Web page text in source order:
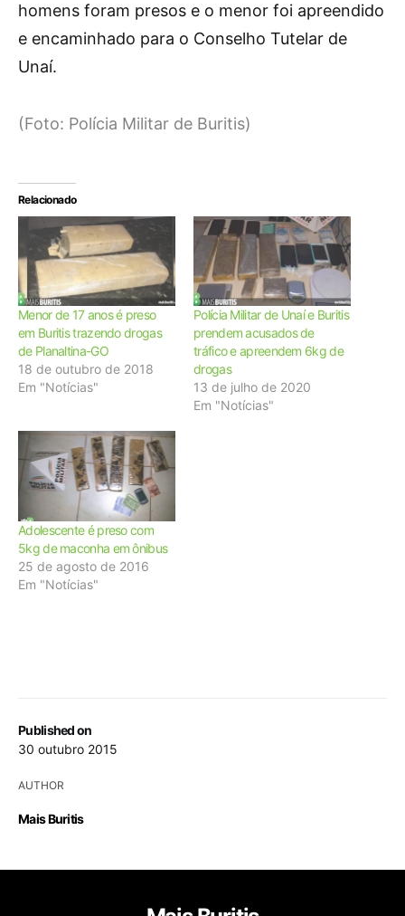
Published on
30 outubro 2015
AUTHOR
Mais Buritis
homens foram presos e o menor foi apreendido
e encaminhado para o Conselho Tutelar de
Unaí.
(Foto: Polícia Militar de Buritis)
Relacionado
Menor de 17 anos é preso
em Buritis trazendo drogas
de Planaltina-GO
18 de outubro de 2018
Em "Notícias"
Polícia Militar de Unaí e Buritis
prendem acusados de
tráfico e apreendem 6kg de
drogas
13 de julho de 2020
Em "Notícias"
Adolescente é preso com
5kg de maconha em ônibus
25 de agosto de 2016
Em "Notícias"